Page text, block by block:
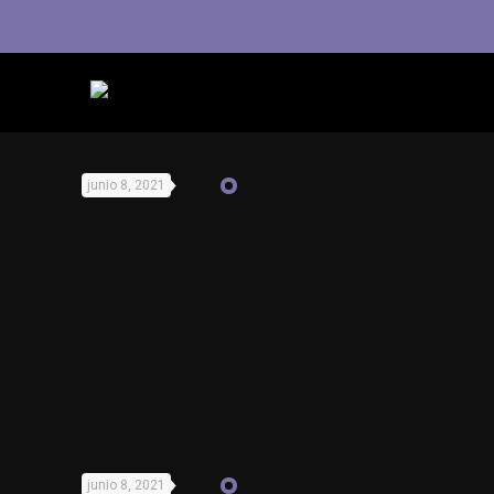
junio 8, 2021
junio 8, 2021